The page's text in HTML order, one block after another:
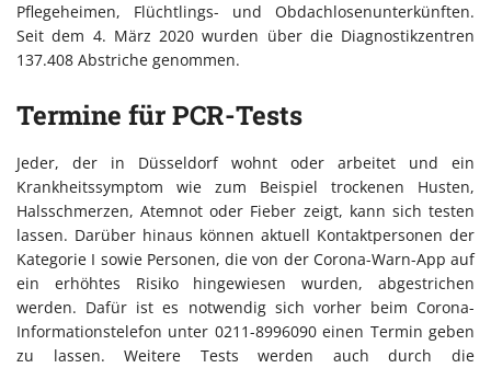
Pflegeheimen, Flüchtlings- und Obdachlosenunterkünften.
Seit dem 4. März 2020 wurden über die Diagnostikzentren
137.408 Abstriche genommen.
Termine für PCR-Tests
Jeder, der in Düsseldorf wohnt oder arbeitet und ein
Krankheitssymptom wie zum Beispiel trockenen Husten,
Halsschmerzen, Atemnot oder Fieber zeigt, kann sich testen
lassen. Darüber hinaus können aktuell Kontaktpersonen der
Kategorie I sowie Personen, die von der Corona-Warn-App auf
ein erhöhtes Risiko hingewiesen wurden, abgestrichen
werden. Dafür ist es notwendig sich vorher beim Corona-
Informationstelefon unter 0211-8996090 einen Termin geben
zu lassen. Weitere Tests werden auch durch die